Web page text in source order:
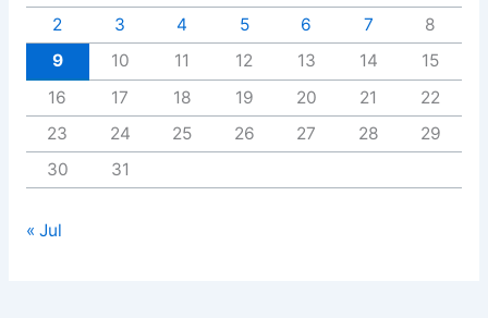
2
3 4 5 6 7
8
9
10 11 12 13 14
15
16
17 18 19 20 21
22
23
24 25 26 27 28
29
30
31
« Jul